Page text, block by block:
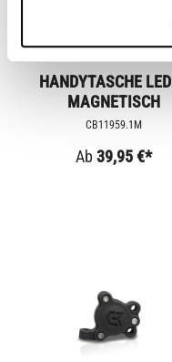
HANDYTASCHE
MAGNETISCH
CB11959.1M
Ab 39,95 €*